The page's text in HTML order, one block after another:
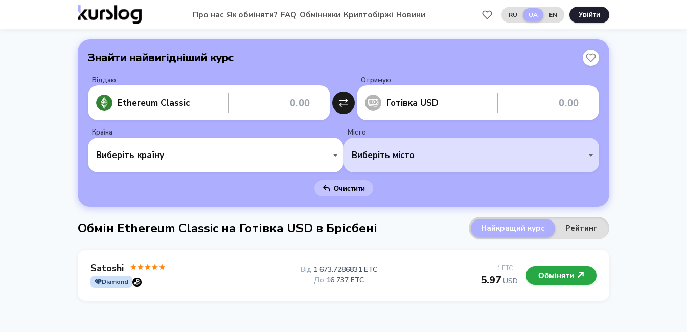
Про нас Як обміняти? FAQ Обмінники Криптобіржі Новини RU UA EN Увійти
Знайти найвигідніший курс
Віддаю
Ethereum Classic
Отримую
Готівка USD
Країна
Виберіть країну
Місто
Виберіть місто
Очистити
Обмін Ethereum Classic на Готівка USD в Брісбені Найкращий курс Рейтинг
Satoshi
Diamond
1 ETC =
5.97 USD
Від 1 673.7286831 ETC
До 16 737 ETC Обміняти